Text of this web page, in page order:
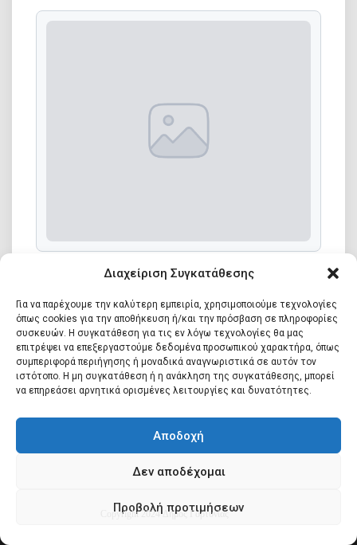
Διαχείριση Συγκατάθεσης
Για να παρέχουμε την καλύτερη εμπειρία, χρησιμοποιούμε τεχνολογίες
όπως cookies για την αποθήκευση ή/και την πρόσβαση σε πληροφορίες
συσκευών. Η συγκατάθεση για τις εν λόγω τεχνολογίες θα μας
επιτρέψει να επεξεργαστούμε δεδομένα προσωπικού χαρακτήρα, όπως
συμπεριφορά περιήγησης ή μοναδικά αναγνωριστικά σε αυτόν τον
ιστότοπο. Η μη συγκατάθεση ή η ανάκληση της συγκατάθεσης, μπορεί
να επηρεάσει αρνητικά ορισμένες λειτουργίες και δυνατότητες.
Αποδοχή
Δεν αποδέχομαι
Προβολή προτιμήσεων
Άδεια Creative Commons :
Copyright 2024 Δήμος Γορτυνίας